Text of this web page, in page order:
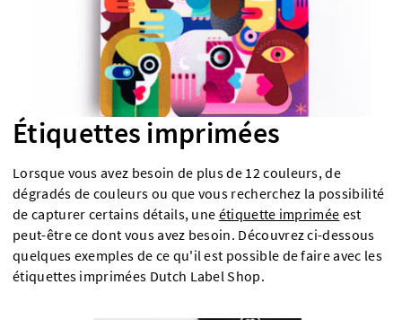
Étiquettes imprimées
Lorsque vous avez besoin de plus de 12 couleurs, de
dégradés de couleurs ou que vous recherchez la possibilité
de capturer certains détails, une étiquette imprimée est
peut-être ce dont vous avez besoin. Découvrez ci-dessous
quelques exemples de ce qu'il est possible de faire avec les
étiquettes imprimées Dutch Label Shop.